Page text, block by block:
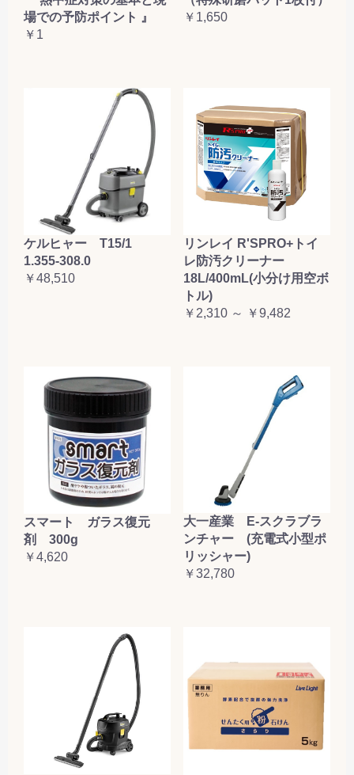
場での予防ポイント 』
￥1
￥1,650
ケルヒャー T15/1
1.355-308.0
￥48,510
リンレイ R'SPRO+トイ
レ防汚クリーナー
18L/400mL(小分け用空ボ
トル)
￥2,310 ～ ￥9,482
スマート ガラス復元
剤 300g
￥4,620
大一産業 E-スクラブラ
ンチャー (充電式小型ポ
リッシャー)
￥32,780